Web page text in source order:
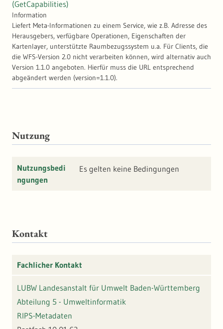
Erfassungsgrundlage. In diesem Layer sind
nur die Geodaten enthalten, die von der
zuständigen Behörde bearbeitet werden und
im monatlichen Datenaustausch stehen. -
Dienst landesweit: die komplette Geodaten
des Landes liegen als Web Map Service
(WMS), ALKIS-konform vor. In diesem Layer
sind die Daten landesweit
zusammengeführt, können jedoch von den
(GetCapabilities)
Information
Liefert Meta-Informationen zu einem Service, wie z.B. Adresse des
Herausgebers, verfügbare Operationen, Eigenschaften der
Kartenlayer, unterstützte Raumbezugssystem u.a. Für Clients, die
die WFS-Version 2.0 nicht verarbeiten können, wird alternativ auch
Version 1.1.0 angeboten. Hierfür muss die URL entsprechend
abgeändert werden (version=1.1.0).
Nutzung
Nutzungsbedi
ngungen
Es gelten keine Bedingungen
Kontakt
Fachlicher Kontakt
LUBW Landesanstalt für Umwelt Baden-Württemberg
Abteilung 5 - Umweltinformatik
RIPS-Metadaten